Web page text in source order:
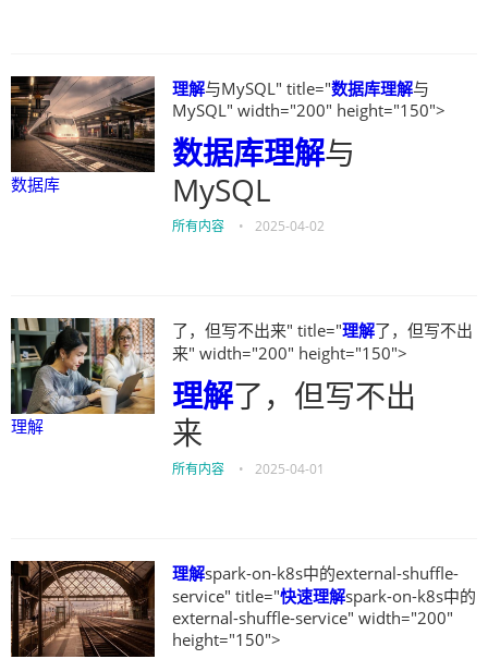
数据库
理解与MySQL" title="数据库理解与
MySQL" width="200" height="150">
数据库理解与
MySQL
所有内容 • 2025-04-02
理解
了，但写不出来" title="理解了，但写不出
来" width="200" height="150">
理解了，但写不出
来
所有内容 • 2025-04-01
理解spark-on-k8s中的external-shuffle-
service" title="快速理解spark-on-k8s中的
external-shuffle-service" width="200"
height="150">